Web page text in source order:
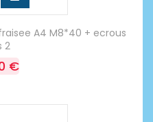
A4 M8*40 + ecrous
2
€